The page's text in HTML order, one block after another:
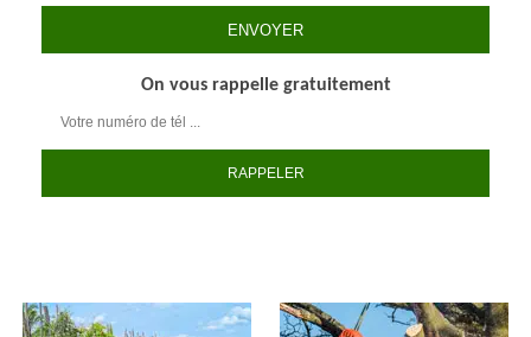
On vous rappelle gratuitement